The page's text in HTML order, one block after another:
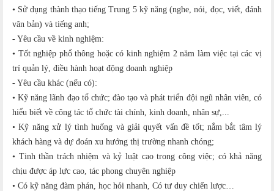
• Sử dụng thành thạo tiếng Trung 5 kỹ năng (nghe, nói, đọc, viết, đánh
văn bản) và tiếng anh;
- Yêu cầu về kinh nghiệm:
• Tốt nghiệp phổ thông hoặc có kinh nghiệm 2 năm làm việc tại các vị
trí quản lý, điều hành hoạt động doanh nghiệp
- Yêu cầu khác (nếu có):
• Kỹ năng lãnh đạo tổ chức; đào tạo và phát triển đội ngũ nhân viên, có
hiểu biết về công tác tổ chức tài chính, kinh doanh, nhân sự,...
• Kỹ năng xử lý tình huống và giải quyết vấn đề tốt; nắm bắt tâm lý
khách hàng và dự đoán xu hướng thị trường nhanh chóng;
• Tinh thần trách nhiệm và kỷ luật cao trong công việc; có khả năng
chịu được áp lực cao, tác phong chuyên nghiệp
• Có kỹ năng đàm phán, học hỏi nhanh, Có tư duy chiến lược…